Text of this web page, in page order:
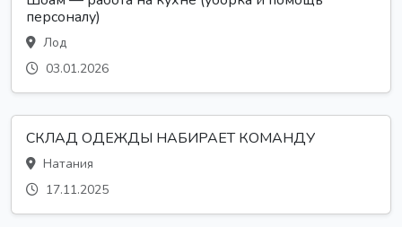
персоналу)
Лод
03.01.2026
СКЛАД ОДЕЖДЫ НАБИРАЕТ КОМАНДУ
Натания
17.11.2025